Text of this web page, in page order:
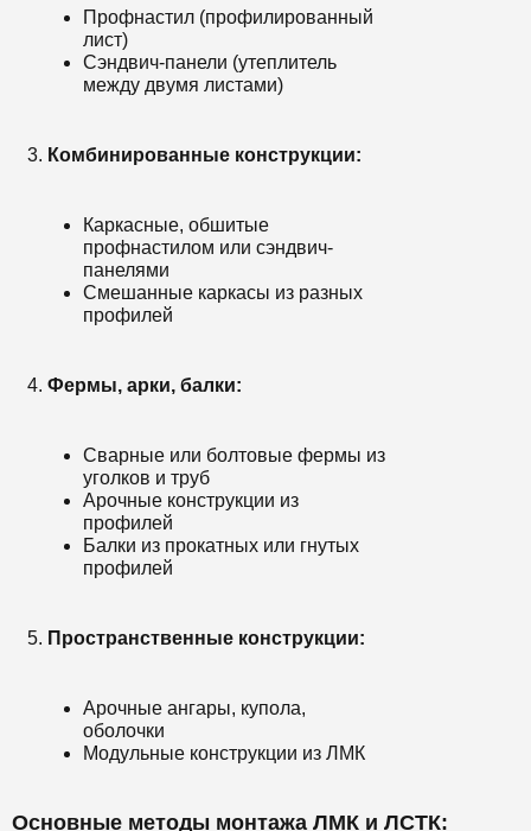
Профнастил (профилированный
лист)
Сэндвич-панели (утеплитель
между двумя листами)
Комбинированные конструкции:
Каркасные, обшитые
профнастилом или сэндвич-
панелями
Смешанные каркасы из разных
профилей
Фермы, арки, балки:
Сварные или болтовые фермы из
уголков и труб
Арочные конструкции из
профилей
Балки из прокатных или гнутых
профилей
Пространственные конструкции:
Арочные ангары, купола,
оболочки
Модульные конструкции из ЛМК
Основные методы монтажа ЛМК и ЛСТК: